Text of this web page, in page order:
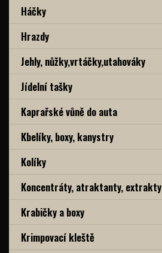
Háčky
Hrazdy
Jehly, nůžky,vrtáčky,utahováky
Jídelní tašky
Kaprařské vůně do auta
Kbelíky, boxy, kanystry
Kolíky
Koncentráty, atraktanty, extrakty
Krabičky a boxy
Krimpovací kleště